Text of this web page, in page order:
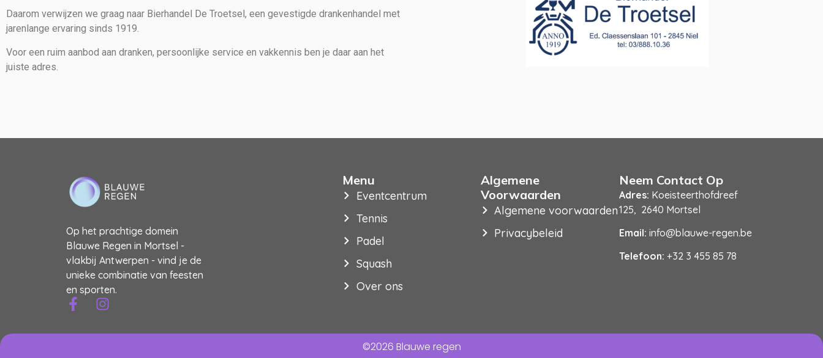
Daarom verwijzen we graag naar Bierhandel De Troetsel, een gevestigde drankenhandel met
jarenlange ervaring sinds 1919.
Voor een ruim aanbod aan dranken, persoonlijke service en vakkennis ben je daar aan het
juiste adres.
Op het prachtige domein
Blauwe Regen in Mortsel -
vlakbij Antwerpen - vind je de
unieke combinatie van feesten
en sporten.
Menu
Eventcentrum
Tennis
Padel
Squash
Over ons
Algemene
Voorwaarden
Algemene voorwaarden
Privacybeleid
Neem Contact Op
Adres: Koeisteerthofdreef
125, 2640 Mortsel
Email: info@blauwe-regen.be
Telefoon: +32 3 455 85 78
©2026 Blauwe regen